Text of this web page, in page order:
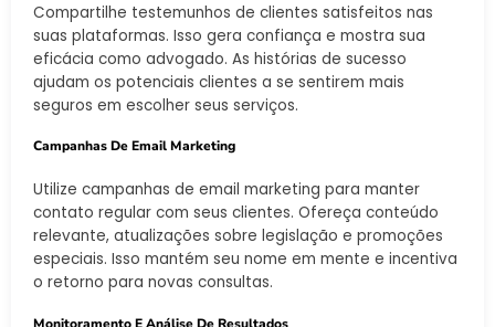
Compartilhe testemunhos de clientes satisfeitos nas
suas plataformas. Isso gera confiança e mostra sua
eficácia como advogado. As histórias de sucesso
ajudam os potenciais clientes a se sentirem mais
seguros em escolher seus serviços.
Campanhas De Email Marketing
Utilize campanhas de email marketing para manter
contato regular com seus clientes. Ofereça conteúdo
relevante, atualizações sobre legislação e promoções
especiais. Isso mantém seu nome em mente e incentiva
o retorno para novas consultas.
Monitoramento E Análise De Resultados